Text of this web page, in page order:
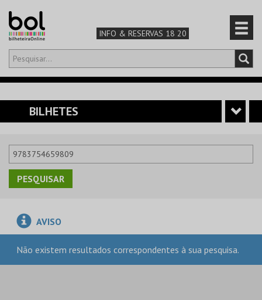
INFO & RESERVAS 18 20
Olá,iniciar sessão
CARRINHO 0
MÚSICA & FESTIVAIS
DESPORTO & AVENTURA
BILHETES
AVISO
Não existem resultados correspondentes à sua pesquisa.